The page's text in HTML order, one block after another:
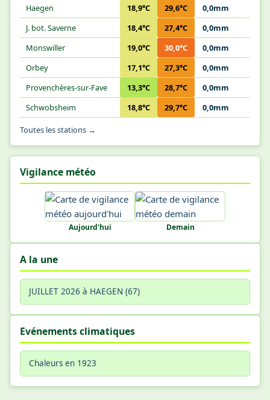
Haegen
18,9°C 29,6°C
0,0mm
J. bot. Saverne
18,4°C 27,4°C
0,0mm
Monswiller
19,0°C 30,0°C
0,0mm
Orbey
17,1°C 27,3°C
0,0mm
Provenchères-sur-Fave
13,3°C 28,7°C
0,0mm
Schwobsheim
18,8°C 29,7°C 0,0mm
Toutes les stations →
Vigilance météo
Aujourd'hui Demain
A la une
JUILLET 2026 à HAEGEN (67)
Evénements climatiques
Chaleurs en 1923